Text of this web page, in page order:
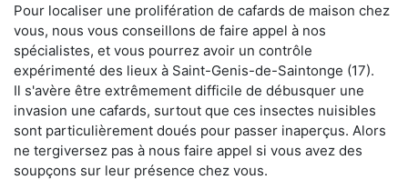
Pour localiser une prolifération de cafards de maison chez
vous, nous vous conseillons de faire appel à nos
spécialistes, et vous pourrez avoir un contrôle
expérimenté des lieux à Saint-Genis-de-Saintonge (17).
Il s'avère être extrêmement difficile de débusquer une
invasion une cafards, surtout que ces insectes nuisibles
sont particulièrement doués pour passer inaperçus. Alors
ne tergiversez pas à nous faire appel si vous avez des
soupçons sur leur présence chez vous.